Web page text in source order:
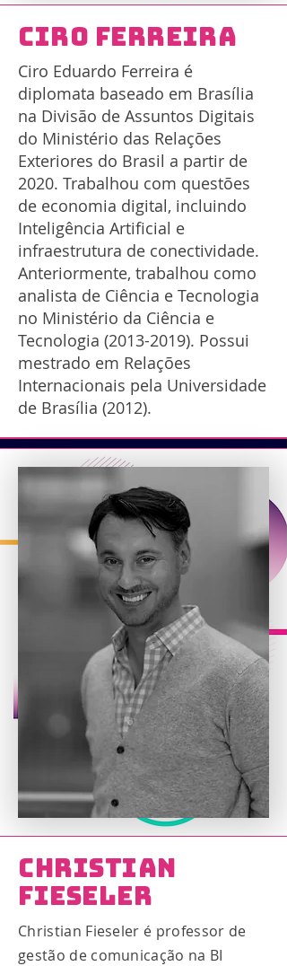
Ciro Ferreira
Ciro Eduardo Ferreira é
diplomata baseado em Brasília
na Divisão de Assuntos Digitais
do Ministério das Relações
Exteriores do Brasil a partir de
2020. Trabalhou com questões
de economia digital, incluindo
Inteligência Artificial e
infraestrutura de conectividade.
Anteriormente, trabalhou como
analista de Ciência e Tecnologia
no Ministério da Ciência e
Tecnologia (2013-2019). Possui
mestrado em Relações
Internacionais pela Universidade
de Brasília (2012).
Christian
Fieseler
Christian Fieseler é professor de
gestão de comunicação na BI